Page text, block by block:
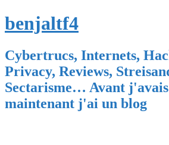
benjaltf4
Cybertrucs, Internets,
Privacy, Reviews,
Sectarisme… Avant
maintenant j'ai un blog